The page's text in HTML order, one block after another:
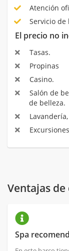
Atención
Servicio de
El precio no
Tasas.
Propinas
Casino.
Salón de
de belleza.
Ventajas
Spa